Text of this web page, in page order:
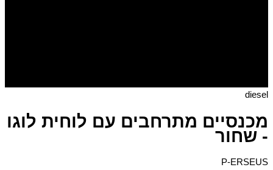
diesel
מכנסיים מתרחבים עם לוחית לוגו
- שחור
P-ERSEUS